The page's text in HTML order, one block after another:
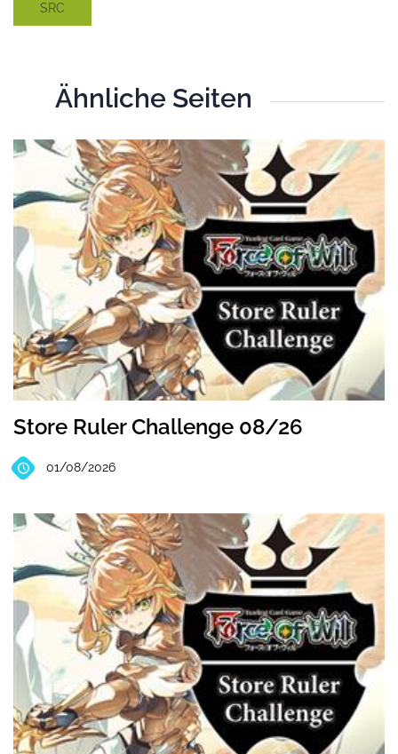
SRC
Ähnliche Seiten
Store Ruler Challenge 08/26
01/08/2026